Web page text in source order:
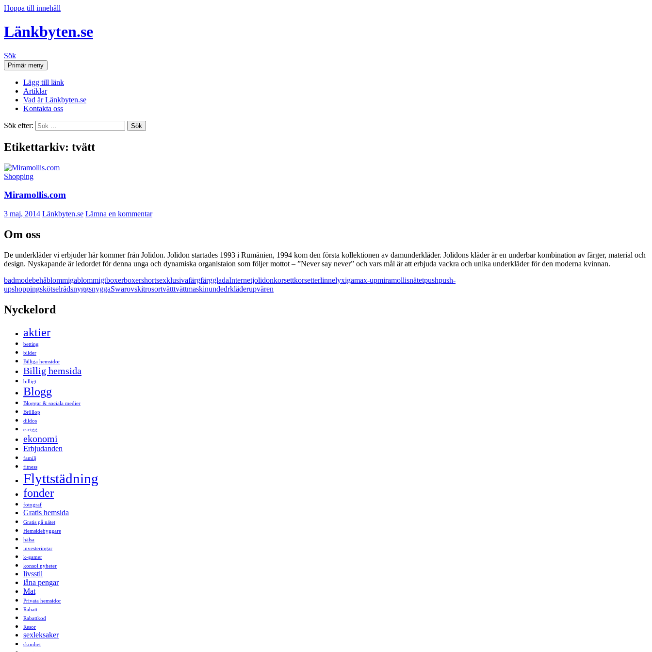
Hoppa till innehåll
Länkbyten.se
Sök
Primär meny
Lägg till länk
Artiklar
Vad är Länkbyten.se
Kontakta oss
Sök efter:
Etikettarkiv: tvätt
Shopping
Miramollis.com
3 maj, 2014 Länkbyten.se Lämna en kommentar
Om oss
De underkläder vi erbjuder här kommer från Jolidon. Jolidon startades 1993 i Rumänien, 1994 kom den första kollektionen av damunderkläder. Jolidons kläder är en underbar kombination av färger, material och
design. Nyskapande är ledordet för denna unga och dynamiska organistaion som följer mottot – ”Never say never” och vars mål är att erbjuda vackra och unika underkläder för den moderna kvinnan.
badmodebehåblommigablommigtboxerboxershortsexklusivafärgfärggladaInternetjolidonkorsettkorsetterlinnelyxigamax-upmiramollisnätetpushpush-
upshoppingskötselrådsnyggsnyggaSwarovskitrosortvätttvättmaskinundedrkläderupvåren
Nyckelord
aktier
betting
bilder
Billiga hemsidor
Billig hemsida
billigt
Blogg
Bloggar & sociala medier
Bröllop
dildos
e-cigg
ekonomi
Erbjudanden
familj
fitness
Flyttstädning
fonder
fotograf
Gratis hemsida
Gratis på nätet
Hemsidebyggare
hälsa
investeringar
k-gamer
konsol nyheter
livsstil
låna pengar
Mat
Privata hemsidor
Rabatt
Rabattkod
Resor
sexleksaker
skönhet